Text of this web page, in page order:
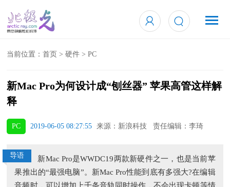
当前位置：首页 >硬件 >PC
新Mac Pro为何设计成“刨丝器” 苹果高管这样解
释
PC 2019-06-05 08:27:55 来源：新浪科技 责任编辑：李琦
导语
新Mac Pro是WWDC19两款新硬件之一，也是当前苹
果推出的“最强电脑”。新Mac Pro性能到底有多强大?在编辑